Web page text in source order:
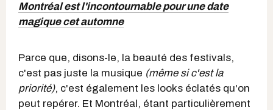
Montréal est l'incontournable pour une date
magique cet automne
Parce que, disons-le, la beauté des festivals,
c'est pas juste la musique (même si c'est la
priorité), c'est également les looks éclatés qu'on
peut repérer. Et Montréal, étant particulièrement